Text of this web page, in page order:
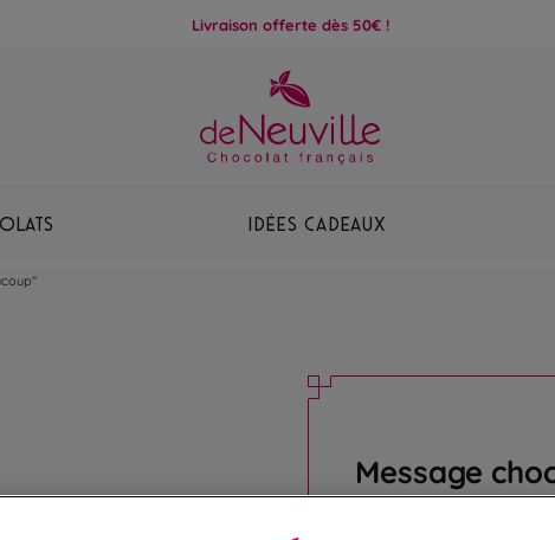
Livraison offerte dès 50€ !
Idées Cadeaux
Message
Offrez un message